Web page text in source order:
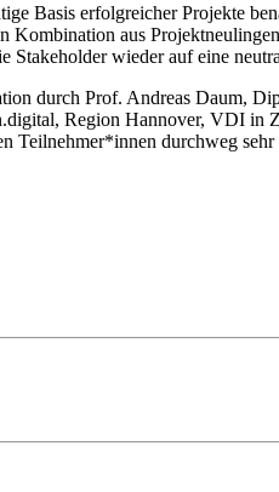
Basis erfolgreicher Projekte
aus
Stakeholder wieder auf eine
durch Prof. Andreas Daum,
Region Hannover, VDI in
Teilnehmer*innen durchweg